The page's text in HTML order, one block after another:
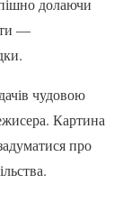
долаючи
—
чудовою
Картина
про